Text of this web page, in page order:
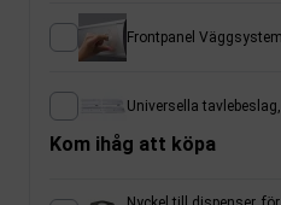
Frontpanel
Universella
Kom ihåg att köpa